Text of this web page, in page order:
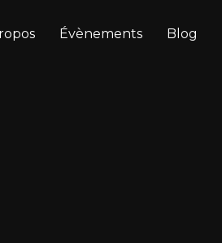
Évènements Blog